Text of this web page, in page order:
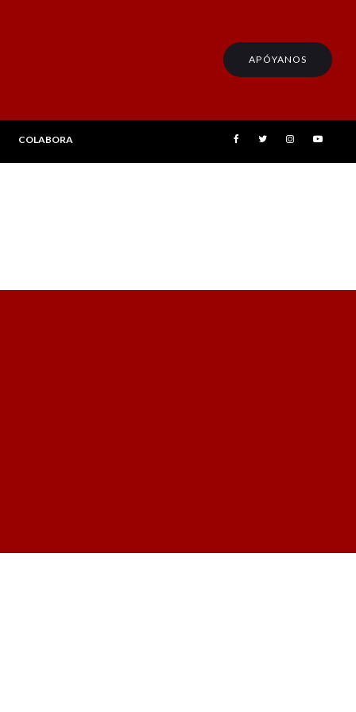
APÓYANOS
COLABORA